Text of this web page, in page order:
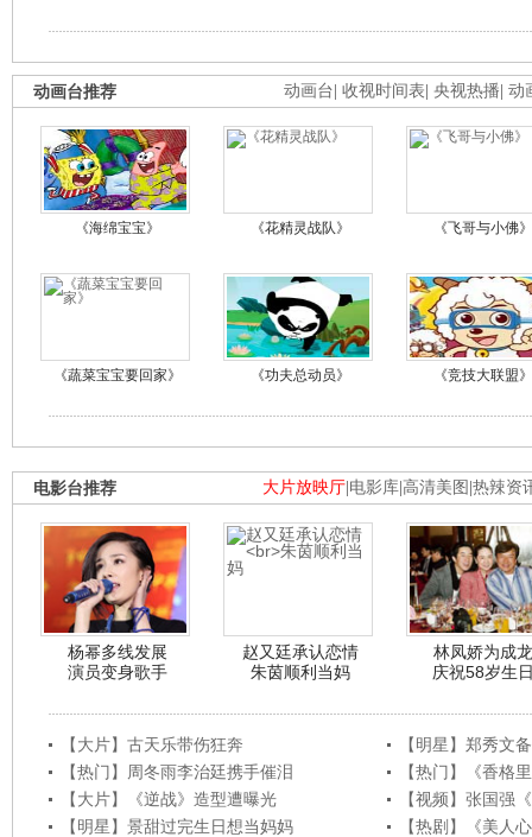
动画台 收视时间表 央视热播 动
动画台推荐
《海绵宝宝》 《花精灵战队》 《飞哥与小佛》
《蔬菜宝宝要回家》 《功夫总动员》 《竞技大联盟》
大片放映厅 电影库 高清美图 热辣资
电影台推荐
杨幂多线发展
演员变身歌手
赵又廷承认恋情
朱茵顺利当妈
林凤娇为成龙
庆祝58岁生
【大片】古天乐带伤狂奔
【明星】郑秀文
【热门】周冬雨李治廷携手催泪
【热门】《香格
【大片】《逆战》造型遭曝光
【视频】张国强
【明星】景甜过完生日想当妈妈
【热剧】《美人